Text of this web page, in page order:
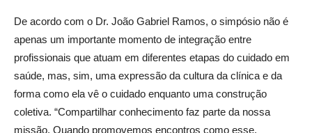
De acordo com o Dr. João Gabriel Ramos, o simpósio não é
apenas um importante momento de integração entre
profissionais que atuam em diferentes etapas do cuidado em
saúde, mas, sim, uma expressão da cultura da clínica e da
forma como ela vê o cuidado enquanto uma construção
coletiva. “Compartilhar conhecimento faz parte da nossa
missão. Quando promovemos encontros como esse,